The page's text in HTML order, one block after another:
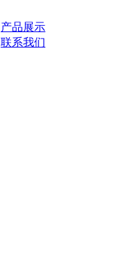
产品展示
联系我们